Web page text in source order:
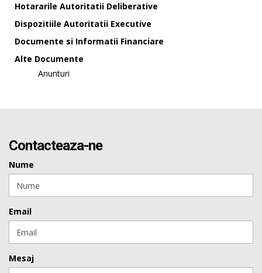
Hotararile Autoritatii Deliberative
Dispozitiile Autoritatii Executive
Documente si Informatii Financiare
Alte Documente
Anunturi
Contacteaza-ne
Nume
Email
Mesaj